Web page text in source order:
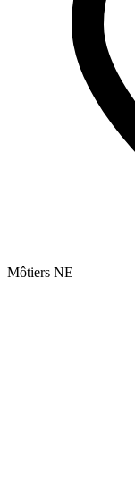
Môtiers NE